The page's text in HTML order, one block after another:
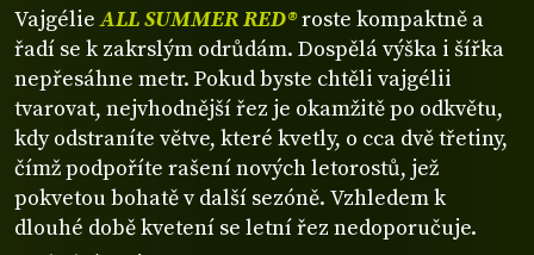
VajgélieALL SUMMER RED®roste kompaktně a
řadí se k zakrslým odrůdám. Dospělá výška i šířka
nepřesáhne metr. Pokud byste chtěli vajgélii
tvarovat, nejvhodnější řez je okamžitě po odkvětu,
kdy odstraníte větve, které kvetly, o cca dvě třetiny,
čímž podpoříte rašení nových letorostů, jež
pokvetou bohatě v další sezóně. Vzhledem k
dlouhé době kvetení se letní řez nedoporučuje.